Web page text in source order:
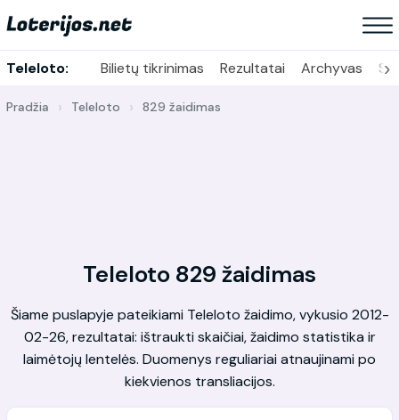
Teleloto: Bilietų tikrinimas Rezultatai Archyvas ›
Pradžia Teleloto 829 žaidimas
Teleloto 829 žaidimas
Šiame puslapyje pateikiami Teleloto žaidimo, vykusio 2012-
02-26, rezultatai: ištraukti skaičiai, žaidimo statistika ir
laimėtojų lentelės. Duomenys reguliariai atnaujinami po
kiekvienos transliacijos.